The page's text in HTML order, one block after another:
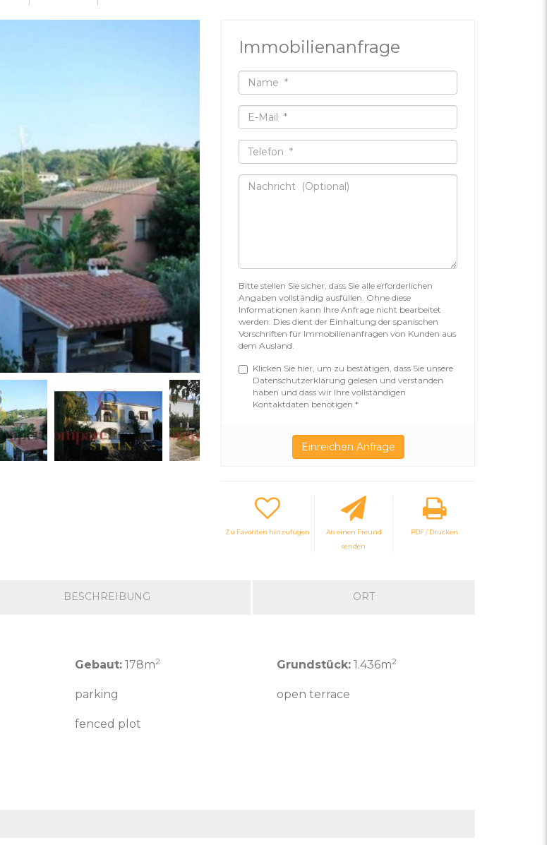
Immobilienanfrage
Bitte stellen Sie sicher, dass Sie alle erforderlichen
Angaben vollständig ausfüllen. Ohne diese
Informationen kann Ihre Anfrage nicht bearbeitet
werden. Dies dient der Einhaltung der spanischen
Vorschriften für Immobilienanfragen von Kunden aus
dem Ausland.
Klicken Sie hier, um zu bestätigen, dass Sie unsere
Datenschutzerklärung gelesen und verstanden
haben und dass wir Ihre vollständigen
Kontaktdaten benötigen.*
Zu Favoriten hinzufügen
An einen Freund
senden
PDF / Drucken
BESCHREIBUNG ORT
Gebaut:178m2 Grundstück:1.436m2
parking open terrace
fenced plot